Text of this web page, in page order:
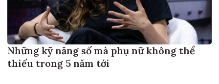
Những kỹ năng số mà phụ nữ không thể
thiếu trong 5 năm tới